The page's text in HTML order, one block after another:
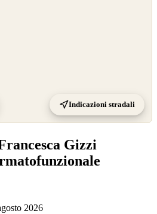
Indicazioni stradali
Gizzi
2026